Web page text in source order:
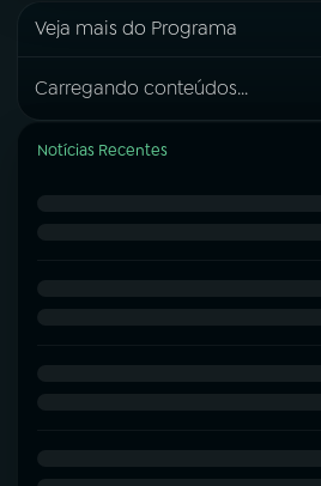
Veja mais do Programa
Carregando conteúdos...
Notícias Recentes